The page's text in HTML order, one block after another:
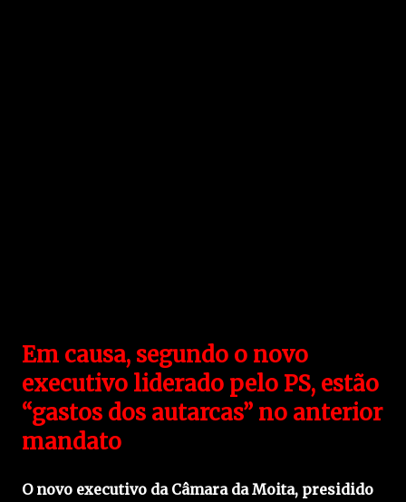
Em causa, segundo o novo
executivo liderado pelo PS, estão
“gastos dos autarcas” no anterior
mandato
O novo executivo da Câmara da Moita, presidido